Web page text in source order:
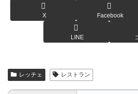
X Facebook
LINE
レッチェ レストラン